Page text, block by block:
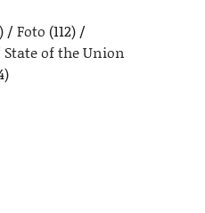
Foto (112)
State of the Union